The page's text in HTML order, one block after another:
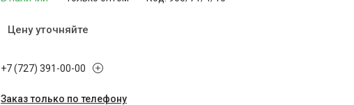
Цену уточняйте
+7 (727) 391-00-00
Заказ только по телефону